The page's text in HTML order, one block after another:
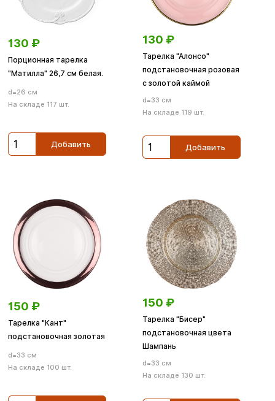
130 ₽
Порционная тарелка
"Матилла" 26,7 см белая.
d=26 см
На складе 117 шт.
Добавить
130 ₽
Тарелка "Алонсо"
подстановочная розовая
с золотой каймой
d=33 см
На складе 119 шт.
Добавить
150 ₽
Тарелка "Кант"
подстановочная золотая
d=33 см
На складе 100 шт.
150 ₽
Тарелка "Бисер"
подстановочная цвета
Шампань
d=33 см
На складе 130 шт.